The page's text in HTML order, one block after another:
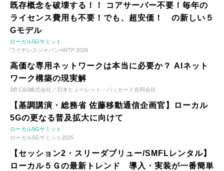
既存概念を破壊する！！ コアサーバー不要！毎年の
ライセンス費用も不要！でも、超安価！ の新しい５
Gモデル
ローカル5Gサミット
ワイヤレスジャパン×WTP 2026
高価な専用ネットワークは本当に必要か？ AIネット
ワーク構築の現実解
SB C&S株式会社／日本ヒューレット・パッカード合同会社
【基調講演・総務省 佐藤移動通信企画官】ローカル
5Gの更なる普及拡大に向けて
ローカル5Gサミット
ローカル5Gサミット2025
【セッション2・スリーダブリュー/SMFLレンタル】
ローカル５Ｇの最新トレンド 導入・実装が一番簡単